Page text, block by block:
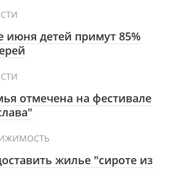
июня детей примут 85%
отмечена на фестивале
жилье "сироте из